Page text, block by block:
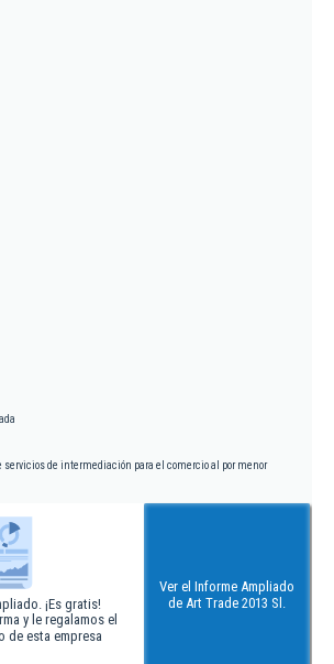
servicios de intermediación para el comercio al por menor
¡Es gratis!
y le regalamos el
de esta empresa
Ver el Informe Ampliado
de Art Trade 2013 Sl.